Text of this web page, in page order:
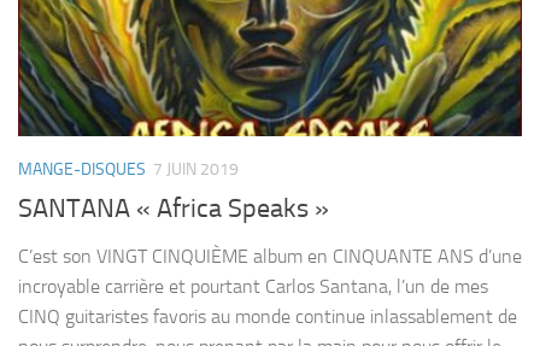
MANGE-DISQUES 7 JUIN 2019
SANTANA « Africa Speaks »
C’est son VINGT CINQUIÈME album en CINQUANTE ANS d’une
incroyable carrière et pourtant Carlos Santana, l’un de mes
CINQ guitaristes favoris au monde continue inlassablement de